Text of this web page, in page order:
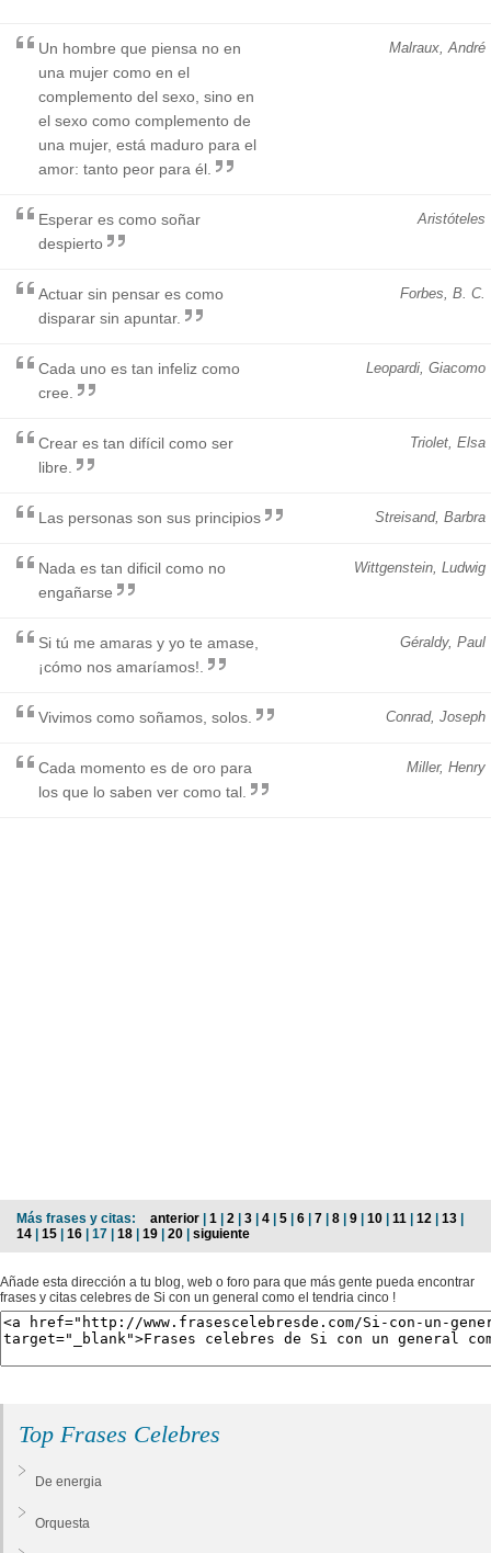
Malraux, André
Un hombre que piensa no en
una mujer como en el
complemento del sexo, sino en
el sexo como complemento de
una mujer, está maduro para el
amor: tanto peor para él.
Aristóteles
Esperar es como soñar
despierto
Forbes, B. C.
Actuar sin pensar es como
disparar sin apuntar.
Leopardi, Giacomo
Cada uno es tan infeliz como
cree.
Triolet, Elsa
Crear es tan difícil como ser
libre.
Streisand, Barbra
Las personas son sus principios
Wittgenstein, Ludwig
Nada es tan dificil como no
engañarse
Géraldy, Paul
Si tú me amaras y yo te amase,
¡cómo nos amaríamos!.
Conrad, Joseph
Vivimos como soñamos, solos.
Miller, Henry
Cada momento es de oro para
los que lo saben ver como tal.
Más frases y citas: anterior | 1 | 2 | 3 | 4 | 5 | 6 | 7 | 8 | 9 | 10 | 11 | 12 | 13 |
14 | 15 | 16 | 17 | 18 | 19 | 20 | siguiente
Añade esta dirección a tu blog, web o foro para que más gente pueda encontrar
frases y citas celebres de Si con un general como el tendria cinco !
Top Frases Celebres
De energia
Orquesta